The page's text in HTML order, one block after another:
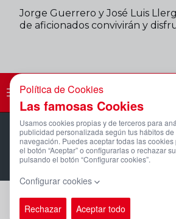
Jorge Guerrero y José Luis
de aficionados convivirán y
PÁGINA OFICIAL © REAL